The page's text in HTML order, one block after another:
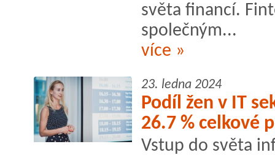
světa financí.
společným...
více »
23. ledna 2024
Podíl žen v IT
26.7 % celkové
Vstup do světa